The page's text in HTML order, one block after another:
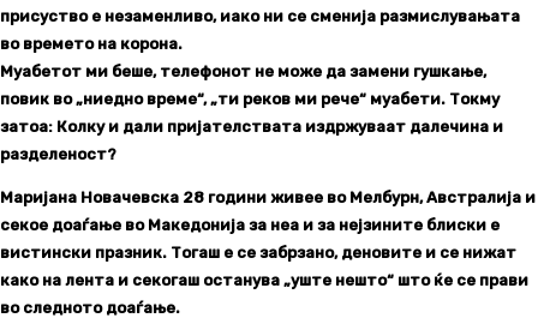
присуство е незаменливо, иако ни се сменија размислувањата
во времето на корона.
Муабетот ми беше, телефонот не може да замени гушкање,
повик во „ниедно време“, „ти реков ми рече“ муабети. Токму
затоа: Колку и дали пријателствата издржуваат далечина и
разделеност?
Маријана Новачевска 28 години живее во Мелбурн, Австралија и
секое доаѓање во Македонија за неа и за нејзините блиски е
вистински празник. Тогаш е се забрзано, деновите и се нижат
како на лента и секогаш останува „уште нешто“ што ќе се прави
во следното доаѓање.